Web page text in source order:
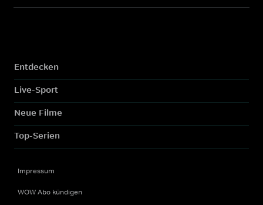
Entdecken
Live-Sport
Neue Filme
Top-Serien
Impressum
WOW Abo kündigen